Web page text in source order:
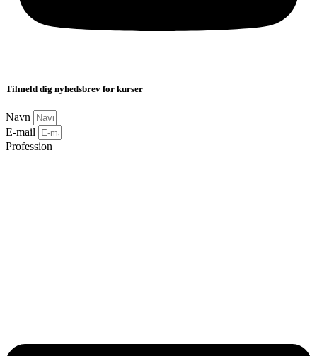
Tilmeld dig nyhedsbrev for kurser
Navn
E-mail
Profession